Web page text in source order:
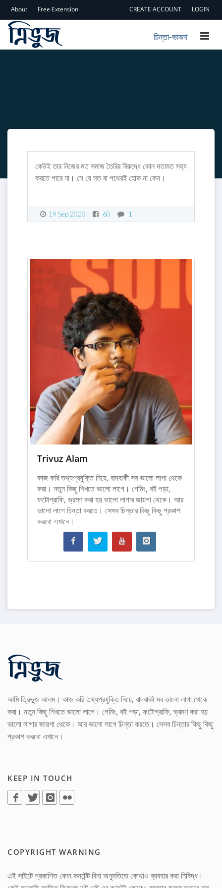
CREATE ACCOUNT LOGIN
About Free Extension
চিন্তা-ভাবনা
কেউই তার নিজের মত সমাজ তৈরির বিরুদ্ধে কোন মতামত সহ্য
করতে পারে না। সে যে মত বা পথেরই হোক না কেন।
19 Sep 2023 60 1
Trivuz Alam
কাজ করি তথ্যপ্রযুক্তি নিয়ে, বাদবাকী সব ভালো লাগা থেকে
করা। নতুন কিছু শিখতে ভালো লাগে। গেমিং, বই পড়া,
ফটোগ্রাফি, ভ্রমণ করা হয় ভালো লাগার জায়গা থেকে। আর
ভালো লাগে চিন্তা করতে। সেসব চিন্তার কিছু কিছু প্রকাশ
করবো এখানে।
আমি ত্রিভুজ আলম। কাজ করি তথ্যপ্রযুক্তি নিয়ে, বাদবাকী সব ভালো লাগা থেকে
করা। নতুন কিছু শিখতে ভালো লাগে। গেমিং, বই পড়া, ফটোগ্রাফি, ভ্রমণ করা হয়
ভালো লাগার জায়গা থেকে। আর ভালো লাগে চিন্তা করতে। সেসব চিন্তার কিছু কিছু
প্রকাশ করবো এখানে।
KEEP IN TOUCH
COPYRIGHT WARNING
এই সাইটে প্রকাশিত কোন কনটেন্ট বিনা অনুমতিতে কোথাও ব্যবহার করা নিষিদ্ধ।